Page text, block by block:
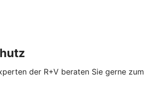
der R+V beraten Sie gerne